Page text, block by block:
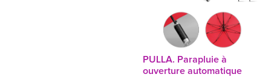
PULLA. Parapluie à
ouverture automatique